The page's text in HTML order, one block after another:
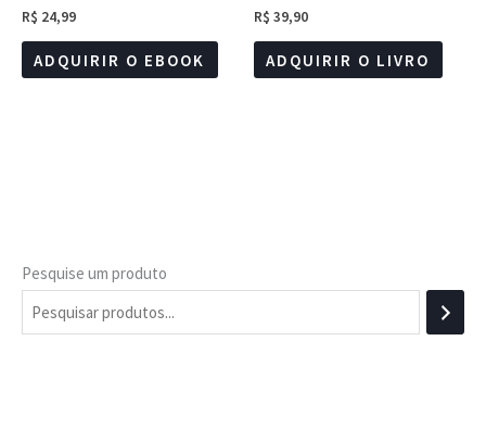
R$ 24,99
ADQUIRIR O EBOOK
R$ 39,90
ADQUIRIR O LIVRO
Pesquise um produto